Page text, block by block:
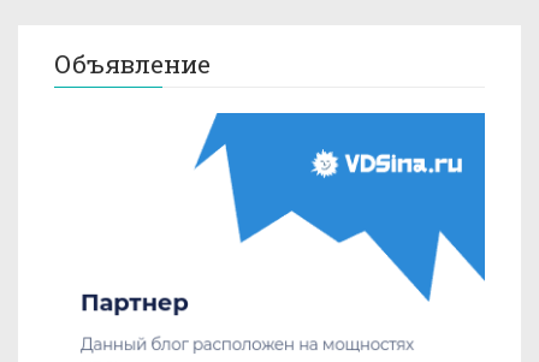
Объявление